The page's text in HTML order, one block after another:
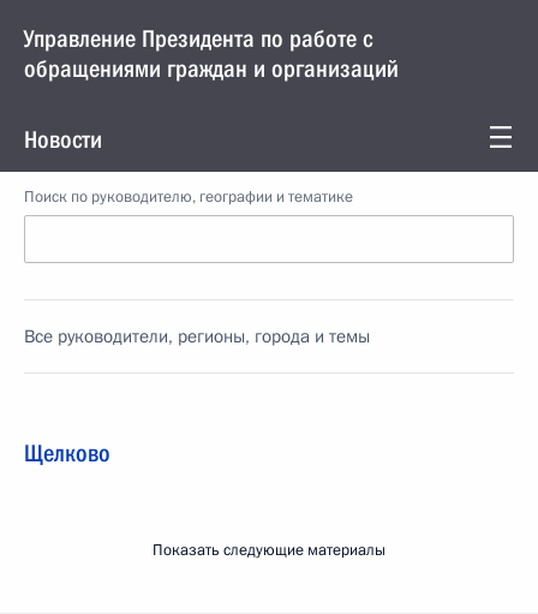
Управление Президента по работе с
обращениями граждан и организаций
Новости
Поиск по руководителю, географии и тематике
Все руководители, регионы, города и темы
Щелково
Показать следующие материалы